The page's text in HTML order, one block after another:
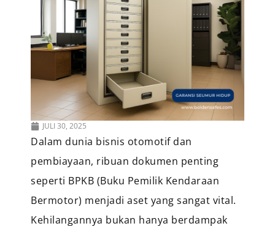
JULI 30, 2025
Dalam dunia bisnis otomotif dan
pembiayaan, ribuan dokumen penting
seperti BPKB (Buku Pemilik Kendaraan
Bermotor) menjadi aset yang sangat vital.
Kehilangannya bukan hanya berdampak